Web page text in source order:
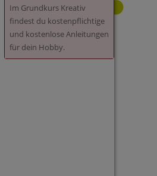
Im Grundkurs Kreativ
findest du kostenpflichtige
und kostenlose Anleitungen
für dein Hobby.